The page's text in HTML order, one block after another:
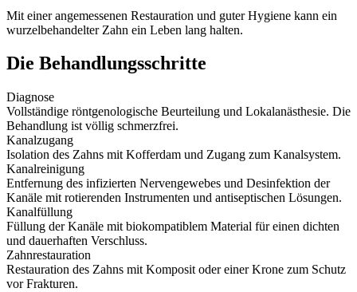
Mit einer angemessenen Restauration und guter Hygiene kann ein
wurzelbehandelter Zahn ein Leben lang halten.
Die Behandlungsschritte
Diagnose
Vollständige röntgenologische Beurteilung und Lokalanästhesie. Die
Behandlung ist völlig schmerzfrei.
Kanalzugang
Isolation des Zahns mit Kofferdam und Zugang zum Kanalsystem.
Kanalreinigung
Entfernung des infizierten Nervengewebes und Desinfektion der
Kanäle mit rotierenden Instrumenten und antiseptischen Lösungen.
Kanalfüllung
Füllung der Kanäle mit biokompatiblem Material für einen dichten
und dauerhaften Verschluss.
Zahnrestauration
Restauration des Zahns mit Komposit oder einer Krone zum Schutz
vor Frakturen.